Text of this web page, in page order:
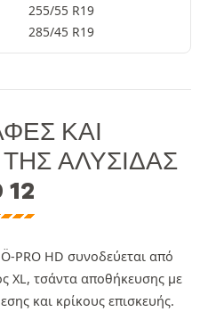
255/55 R19
285/45 R19
ΚΑΙ
ΑΛΥΣΊΔΑΣ
12
PRO HD συνοδεύεται από
XL, τσάντα αποθήκευσης με
και κρίκους επισκευής.